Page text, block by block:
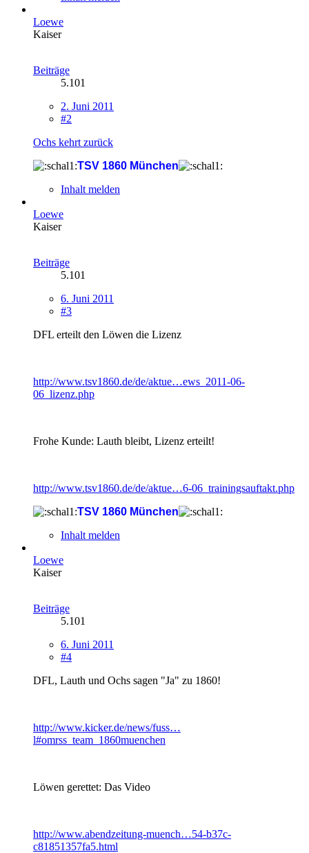
Loewe
Kaiser
Beiträge
5.101
2. Juni 2011
#2
Ochs kehrt zurück
TSV 1860 München
Inhalt melden
Loewe
Kaiser
Beiträge
5.101
6. Juni 2011
#3
DFL erteilt den Löwen die Lizenz
http://www.tsv1860.de/de/aktue…ews_2011-06-
06_lizenz.php
Frohe Kunde: Lauth bleibt, Lizenz erteilt!
http://www.tsv1860.de/de/aktue…6-06_trainingsauftakt.php
TSV 1860 München
Inhalt melden
Loewe
Kaiser
Beiträge
5.101
6. Juni 2011
#4
DFL, Lauth und Ochs sagen "Ja" zu 1860!
http://www.kicker.de/news/fuss…
l#omrss_team_1860muenchen
Löwen gerettet: Das Video
http://www.abendzeitung-muench…54-b37c-
c81851357fa5.html